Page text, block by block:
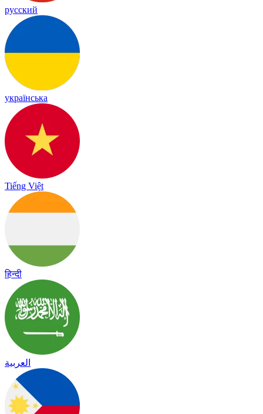
русский
українська
Tiếng Việt
हिन्दी
العربية